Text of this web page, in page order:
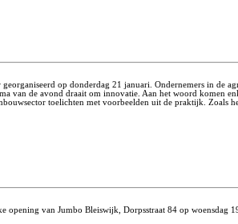
op donderdag 21 januari. Ondernemers in de
van de avond draait om innovatie. Aan het woord komen
toelichten met voorbeelden uit de praktijk. Zoals
opening van Jumbo Bleiswijk, Dorpsstraat 84 op woensdag